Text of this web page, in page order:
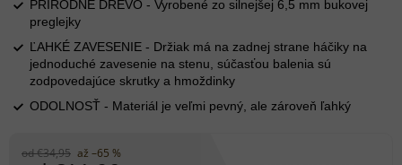
od €34,95 až –65 %
PRÍRODNÉ DREVO - Vyrobené zo silnejšej 6,5 mm bukovej
preglejky
ĽAHKÉ ZAVESENIE - Držiak má na zadnej strane háčiky na
jednoduché zavesenie na stenu, súčasťou balenia sú
zodpovedajúce skrutky a hmoždinky
ODOLNOSŤ - Materiál je veľmi pevný, ale zároveň ľahký